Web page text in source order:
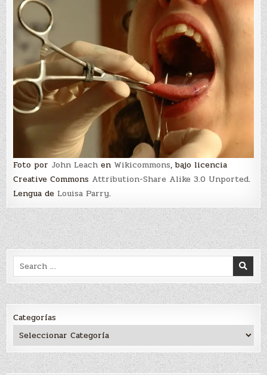
Foto por John Leach en Wikicommons, bajo licencia
Creative Commons Attribution-Share Alike 3.0 Unported.
Lengua de Louisa Parry.
Search
for:
Categorías